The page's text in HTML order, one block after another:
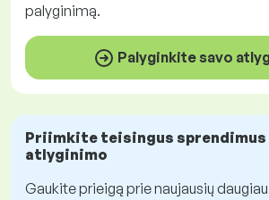
palyginimą.
Palyginkite savo
Priimkite teisingus sprendimus
atlyginimo
Gaukite prieigą prie naujausių